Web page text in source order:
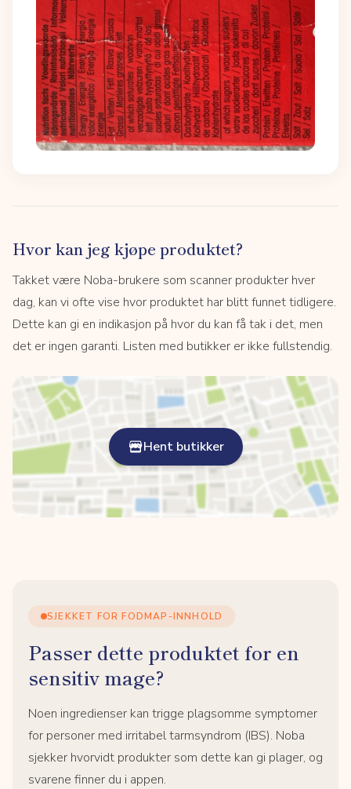
Hvor kan jeg kjøpe produktet?
Takket være Noba-brukere som scanner produkter hver
dag, kan vi ofte vise hvor produktet har blitt funnet tidligere.
Dette kan gi en indikasjon på hvor du kan få tak i det, men
det er ingen garanti. Listen med butikker er ikke fullstendig.
Hent butikker
SJEKKET FOR FODMAP-INNHOLD
Passer dette produktet for en
sensitiv mage?
Noen ingredienser kan trigge plagsomme symptomer
for personer med irritabel tarmsyndrom (IBS). Noba
sjekker hvorvidt produkter som dette kan gi plager, og
svarene finner du i appen.